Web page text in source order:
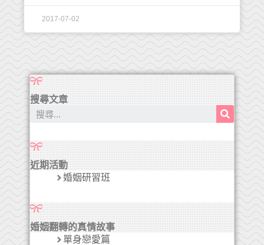
2017-07-02
搜尋文章
近期活動
婚姻研習班
婚姻翻轉的真情故事
單身戀愛篇